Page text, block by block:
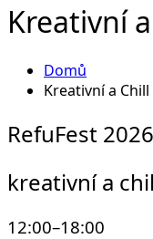
Kreativní
Domů
Kreativní a
RefuFest 2026
kreativní a
12:00–18:00